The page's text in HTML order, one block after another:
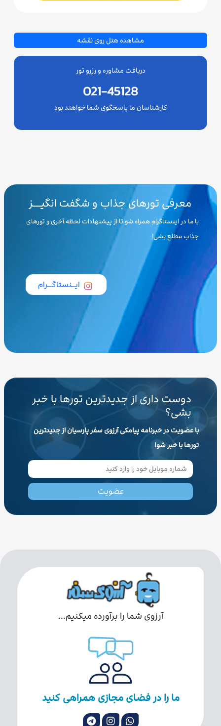
مشاهده هتل روی نقشه
دریافت مشاوره و رزرو تور
021-45128
کارشناسان ما پاسخگوی شما خواهند بود
معرفی تورهای جذاب و شگفت انگیـــز
با ما در اینستاگرام همراه شو تا از پیشنهادات لحظه آخری و تورهای
جذاب مطلع بشی!
ایــنستاگـــرام
دوست داری از جدیدترین تورها با خبر
بشی؟
با عضویت در خبرنامه پیامکی آرزوی سفر پارسیان از جدیدترین
تورها با خبر شو!
عضویت
آرزوی شما را برآورده میکنیم...
ما را در فضای مجازی همراهی کنید